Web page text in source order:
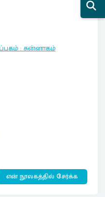
:சுன்னாகம்
என் நூலகத்தில் சேர்க்க